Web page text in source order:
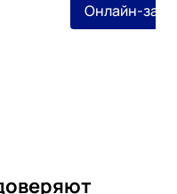
Онлайн-